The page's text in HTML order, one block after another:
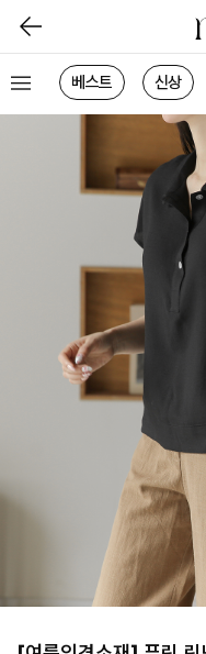
베스트 신상